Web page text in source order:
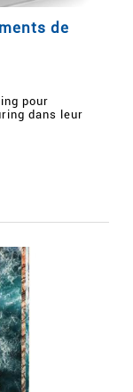
de
pour
dans leur